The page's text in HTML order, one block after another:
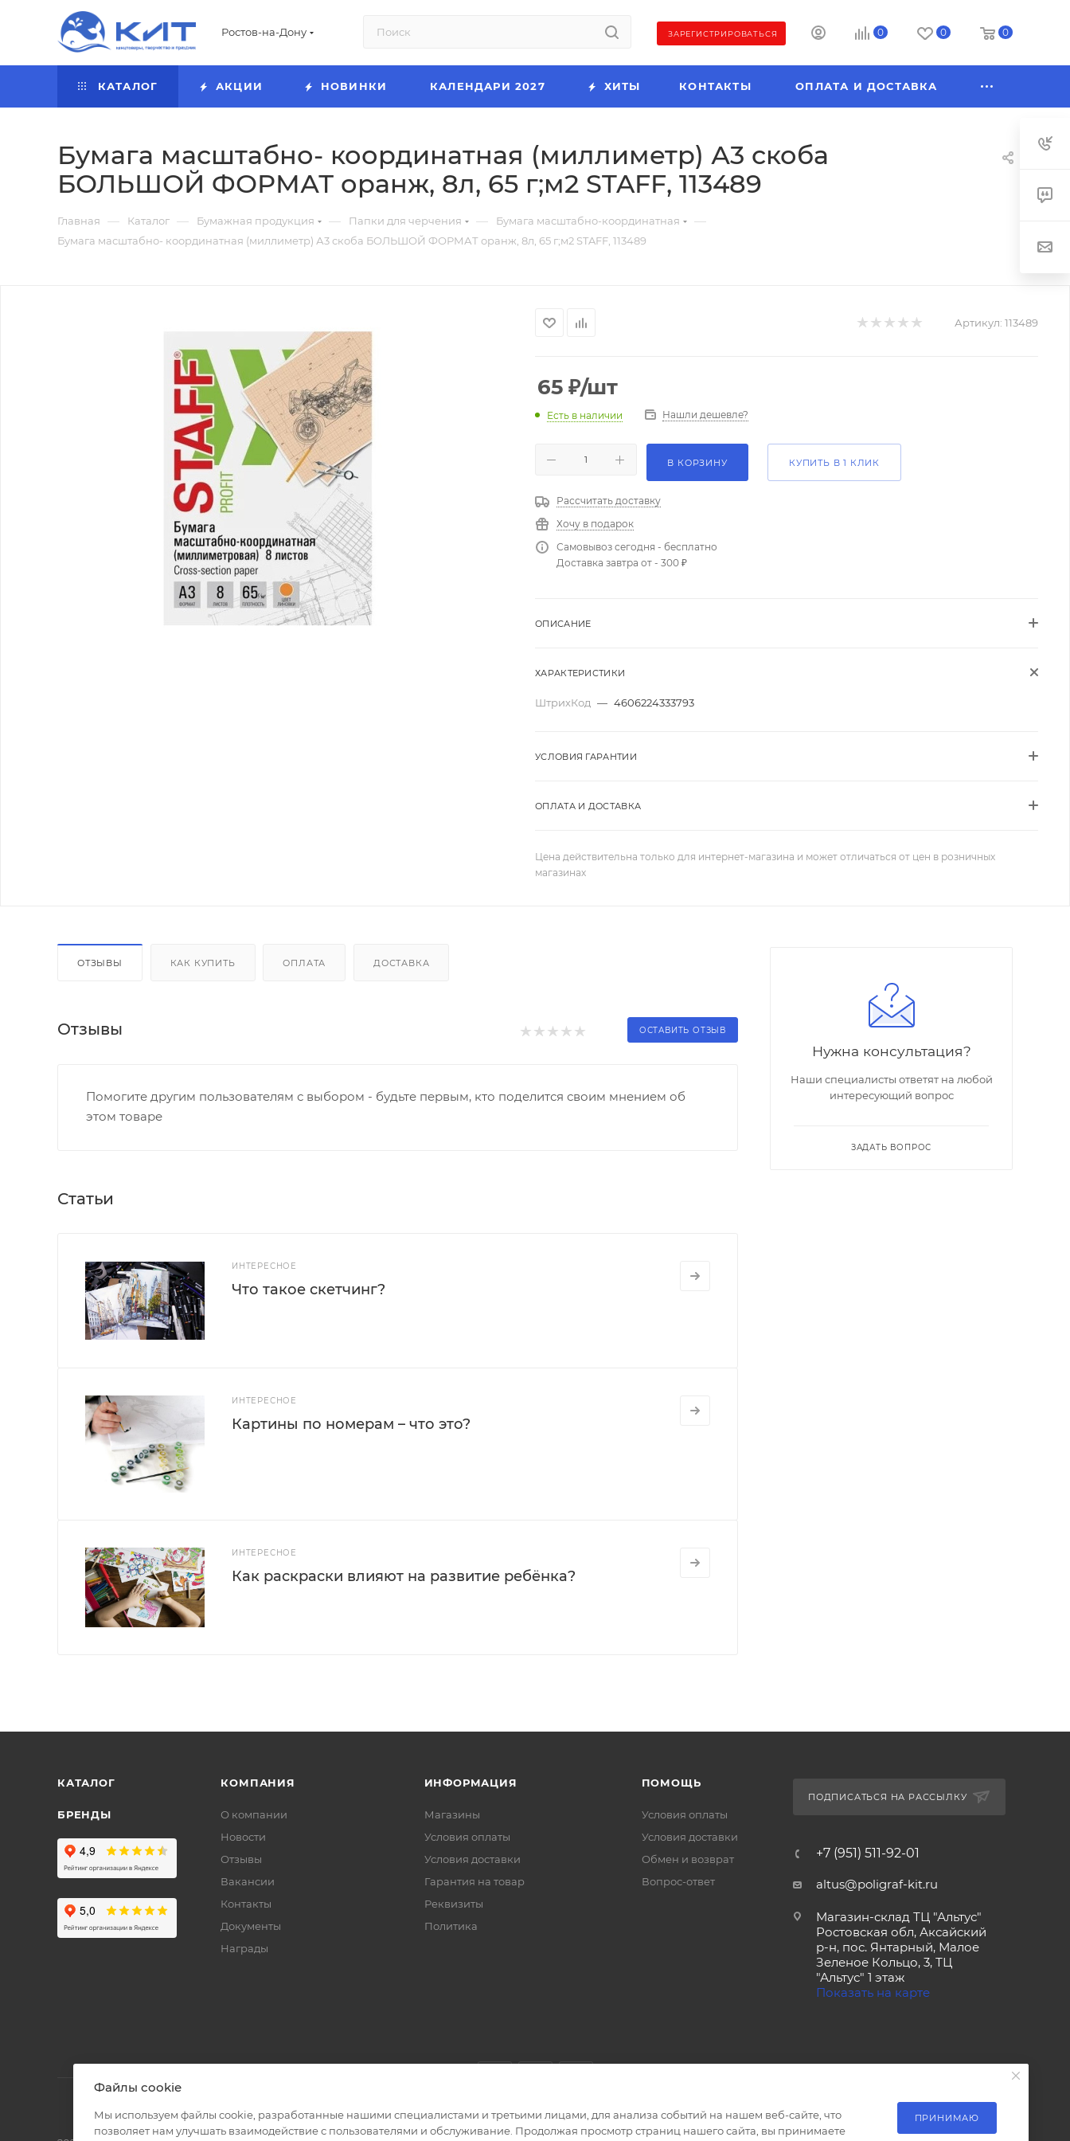
Ростов-на-Дону ЗАРЕГИСТРИРОВАТЬСЯ 0 0 0
КАТАЛОГ АКЦИИ НОВИНКИ КАЛЕНДАРИ 2027 ХИТЫ КОНТАКТЫ ОПЛАТА И ДОСТАВКА
Бумага масштабно- координатная (миллиметр) А3 скоба
БОЛЬШОЙ ФОРМАТ оранж, 8л, 65 г;м2 STAFF, 113489
Главная — Каталог — Бумажная продукция — Папки для черчения — Бумага масштабно-координатная —
Бумага масштабно- координатная (миллиметр) А3 скоба БОЛЬШОЙ ФОРМАТ оранж, 8л, 65 г;м2 STAFF, 113489
Артикул: 113489
65 ₽/шт
Есть в наличии Нашли дешевле?
В КОРЗИНУ КУПИТЬ В 1 КЛИК
Рассчитать доставку
Хочу в подарок
Самовывоз сегодня - бесплатно
Доставка завтра от - 300 ₽
ОПИСАНИЕ
ХАРАКТЕРИСТИКИ
ШтрихКод — 4606224333793
УСЛОВИЯ ГАРАНТИИ
ОПЛАТА И ДОСТАВКА
Цена действительна только для интернет-магазина и может отличаться от цен в розничных
магазинах
ОТЗЫВЫ КАК КУПИТЬ ОПЛАТА ДОСТАВКА
Отзывы ОСТАВИТЬ ОТЗЫВ
Помогите другим пользователям с выбором - будьте первым, кто поделится своим мнением об
этом товаре
Статьи
ИНТЕРЕСНОЕ
Что такое скетчинг?
ИНТЕРЕСНОЕ
Картины по номерам – что это?
ИНТЕРЕСНОЕ
Как раскраски влияют на развитие ребёнка?
Нужна консультация?
Наши специалисты ответят на любой
интересующий вопрос
ЗАДАТЬ ВОПРОС
КАТАЛОГ
БРЕНДЫ
КОМПАНИЯ
О компании
Новости
Отзывы
Вакансии
Контакты
Документы
Награды
ИНФОРМАЦИЯ
Магазины
Условия оплаты
Условия доставки
Гарантия на товар
Реквизиты
Политика
ПОМОЩЬ
Условия оплаты
Условия доставки
Обмен и возврат
Вопрос-ответ
ПОДПИСАТЬСЯ НА РАССЫЛКУ
+7 (951) 511-92-01
altus@poligraf-kit.ru
Магазин-склад ТЦ "Альтус"
Ростовская обл, Аксайский
р-н, пос. Янтарный, Малое
Зеленое Кольцо, 3, ТЦ
"Альтус" 1 этаж
Показать на карте
Файлы cookie
Мы используем файлы cookie, разработанные нашими специалистами и третьими лицами, для анализа событий на нашем веб-сайте, что
позволяет нам улучшать взаимодействие с пользователями и обслуживание. Продолжая просмотр страниц нашего сайта, вы принимаете
ПРИНИМАЮ